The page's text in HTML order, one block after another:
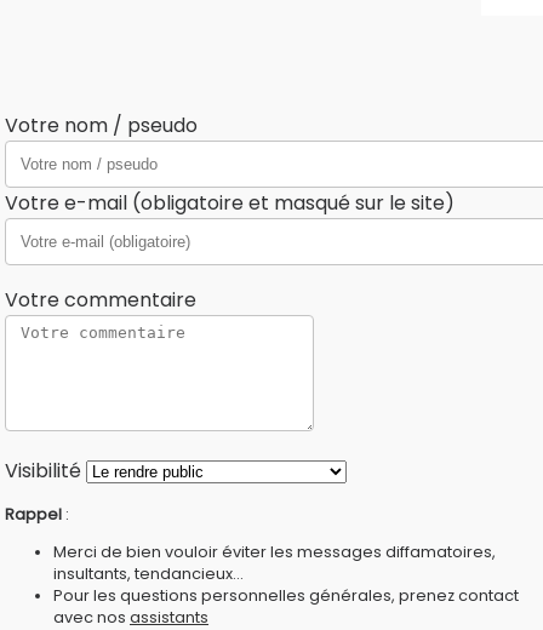
Votre nom / pseudo
Votre e-mail (obligatoire et masqué sur le site)
Votre commentaire
Visibilité
Rappel :
Merci de bien vouloir éviter les messages diffamatoires,
insultants, tendancieux...
Pour les questions personnelles générales, prenez contact
avec nos assistants